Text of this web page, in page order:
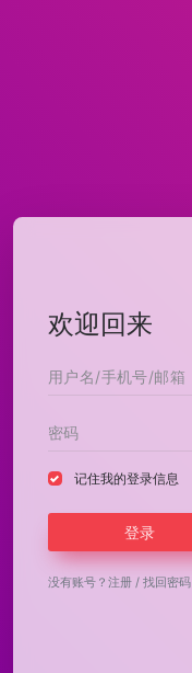
欢迎回来
记住我的登录信息
登录
没有账号？ 注册 / 找回密码